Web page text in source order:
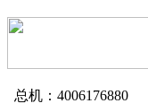
总机：4006176880